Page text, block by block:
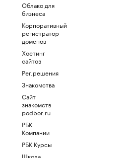
Облако для
бизнеса
Корпоративный
регистратор
доменов
Хостинг
сайтов
Рег.решения
Знакомства
Сайт
знакомств
podbor.ru
РБК
Компании
РБК Курсы
Школа